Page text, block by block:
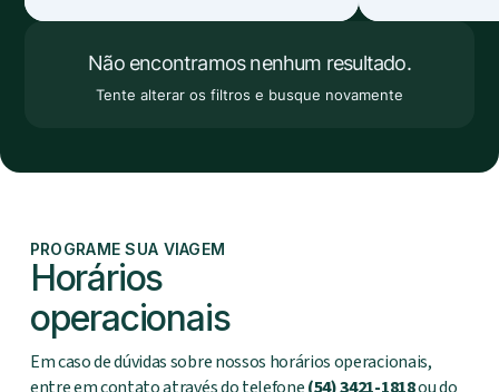
Não encontramos nenhum resultado.
Tente alterar os filtros e busque novamente
PROGRAME SUA VIAGEM
Horários
operacionais
Em caso de dúvidas sobre nossos horários operacionais,